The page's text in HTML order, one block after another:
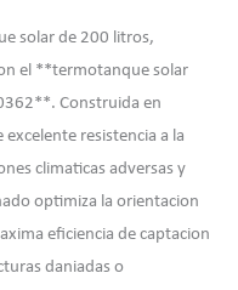
solar de 200 litros,
el **termotanque solar
Construida en
resistencia a la
climaticas adversas y
optimiza la orientacion
eficiencia de captacion
daniadas o